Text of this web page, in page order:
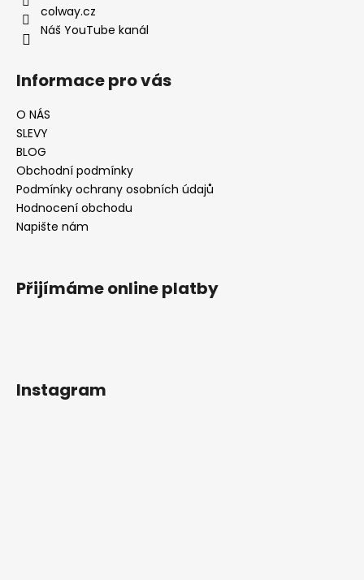
colway.cz
Náš YouTube kanál
Informace pro vás
O NÁS
SLEVY
BLOG
Obchodní podmínky
Podmínky ochrany osobních údajů
Hodnocení obchodu
Napište nám
Přijímáme online platby
Instagram